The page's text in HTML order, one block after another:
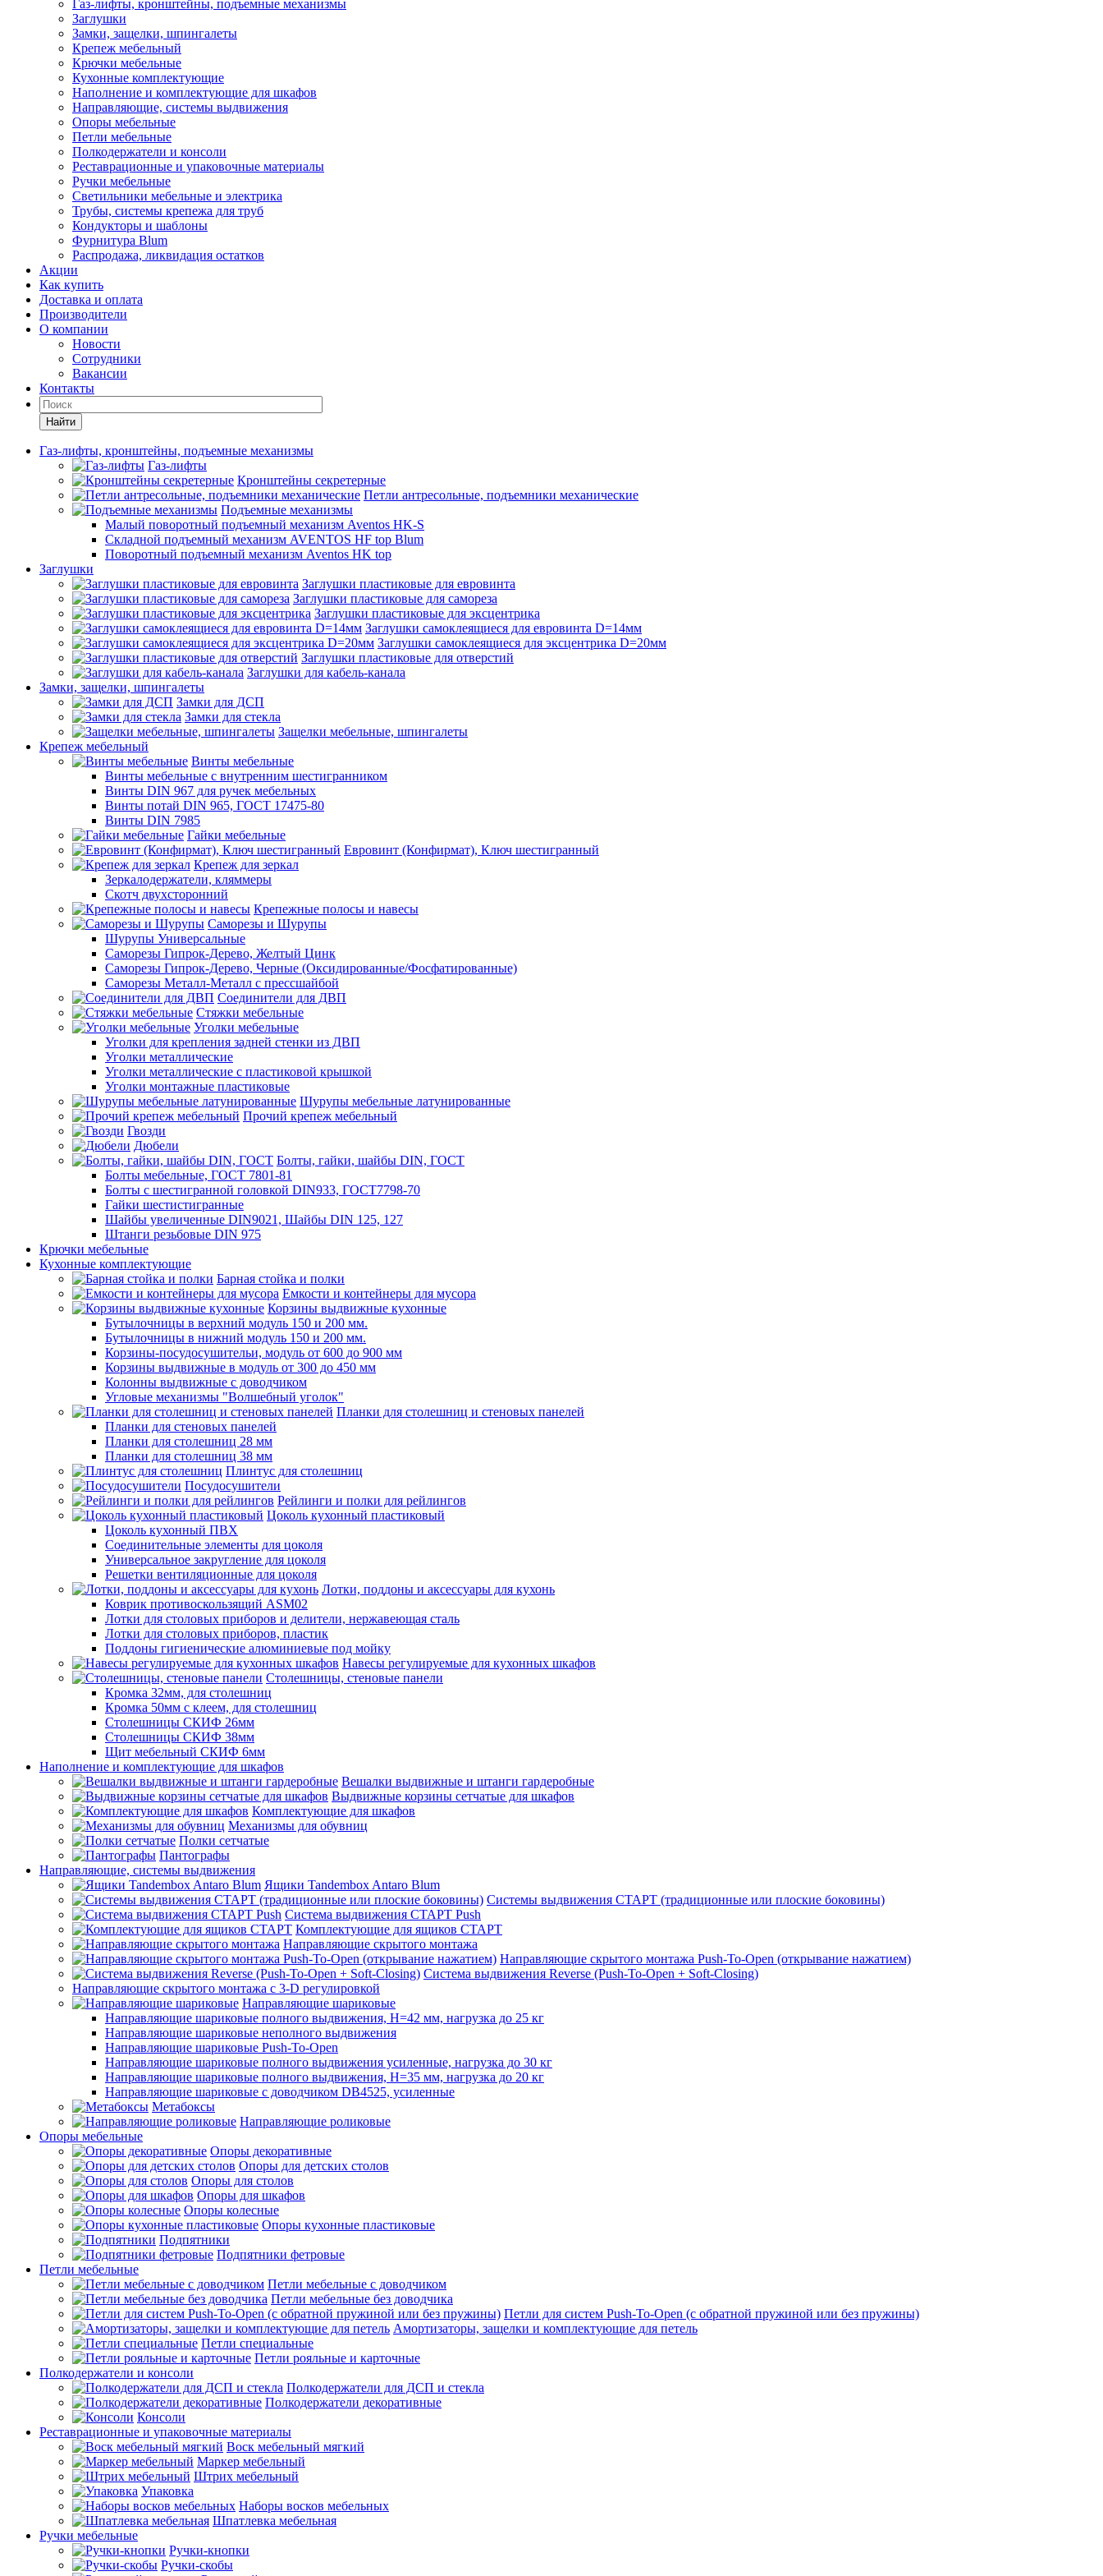
Газ-лифты, кронштейны, подъемные механизмы
Заглушки
Замки, защелки, шпингалеты
Крепеж мебельный
Крючки мебельные
Кухонные комплектующие
Наполнение и комплектующие для шкафов
Направляющие, системы выдвижения
Опоры мебельные
Петли мебельные
Полкодержатели и консоли
Реставрационные и упаковочные материалы
Ручки мебельные
Светильники мебельные и электрика
Трубы, системы крепежа для труб
Кондукторы и шаблоны
Фурнитура Blum
Распродажа, ликвидация остатков
Акции
Как купить
Доставка и оплата
Производители
О компании
Новости
Сотрудники
Вакансии
Контакты
Найти
Газ-лифты, кронштейны, подъемные механизмы
Газ-лифты
Кронштейны секретерные
Петли антресольные, подъемники механические
Подъемные механизмы
Малый поворотный подъемный механизм Aventos HK-S
Складной подъемный механизм AVENTOS HF top Blum
Поворотный подъемный механизм Aventos HK top
Заглушки
Заглушки пластиковые для евровинта
Заглушки пластиковые для самореза
Заглушки пластиковые для эксцентрика
Заглушки самоклеящиеся для евровинта D=14мм
Заглушки самоклеящиеся для эксцентрика D=20мм
Заглушки пластиковые для отверстий
Заглушки для кабель-канала
Замки, защелки, шпингалеты
Замки для ДСП
Замки для стекла
Защелки мебельные, шпингалеты
Крепеж мебельный
Винты мебельные
Винты мебельные с внутренним шестигранником
Винты DIN 967 для ручек мебельных
Винты потай DIN 965, ГОСТ 17475-80
Винты DIN 7985
Гайки мебельные
Евровинт (Конфирмат), Ключ шестигранный
Крепеж для зеркал
Зеркалодержатели, кляммеры
Скотч двухсторонний
Крепежные полосы и навесы
Саморезы и Шурупы
Шурупы Универсальные
Саморезы Гипрок-Дерево, Желтый Цинк
Саморезы Гипрок-Дерево, Черные (Оксидированные/Фосфатированные)
Саморезы Металл-Металл с прессшайбой
Соединители для ДВП
Стяжки мебельные
Уголки мебельные
Уголки для крепления задней стенки из ДВП
Уголки металлические
Уголки металлические с пластиковой крышкой
Уголки монтажные пластиковые
Шурупы мебельные латунированные
Прочий крепеж мебельный
Гвозди
Дюбели
Болты, гайки, шайбы DIN, ГОСТ
Болты мебельные, ГОСТ 7801-81
Болты с шестигранной головкой DIN933, ГОСТ7798-70
Гайки шестистигранные
Шайбы увеличенные DIN9021, Шайбы DIN 125, 127
Штанги резьбовые DIN 975
Крючки мебельные
Кухонные комплектующие
Барная стойка и полки
Емкости и контейнеры для мусора
Корзины выдвижные кухонные
Бутылочницы в верхний модуль 150 и 200 мм.
Бутылочницы в нижний модуль 150 и 200 мм.
Корзины-посудосушительи, модуль от 600 до 900 мм
Корзины выдвижные в модуль от 300 до 450 мм
Колонны выдвижные с доводчиком
Угловые механизмы "Волшебный уголок"
Планки для столешниц и стеновых панелей
Планки для стеновых панелей
Планки для столешниц 28 мм
Планки для столешниц 38 мм
Плинтус для столешниц
Посудосушители
Рейлинги и полки для рейлингов
Цоколь кухонный пластиковый
Цоколь кухонный ПВХ
Соединительные элементы для цоколя
Универсальное закругление для цоколя
Решетки вентиляционные для цоколя
Лотки, поддоны и аксессуары для кухонь
Коврик противоскользящий ASM02
Лотки для столовых приборов и делители, нержавеющая сталь
Лотки для столовых приборов, пластик
Поддоны гигиенические алюминиевые под мойку
Навесы регулируемые для кухонных шкафов
Столешницы, стеновые панели
Кромка 32мм, для столешниц
Кромка 50мм с клеем, для столешниц
Столешницы СКИФ 26мм
Столешницы СКИФ 38мм
Щит мебельный СКИФ 6мм
Наполнение и комплектующие для шкафов
Вешалки выдвижные и штанги гардеробные
Выдвижные корзины сетчатые для шкафов
Комплектующие для шкафов
Механизмы для обувниц
Полки сетчатые
Пантографы
Направляющие, системы выдвижения
Ящики Tandembox Antaro Blum
Системы выдвижения СТАРТ (традиционные или плоские боковины)
Система выдвижения СТАРТ Push
Комплектующие для ящиков СТАРТ
Направляющие скрытого монтажа
Направляющие скрытого монтажа Push-To-Open (открывание нажатием)
Система выдвижения Reverse (Push-To-Open + Soft-Closing)
Направляющие скрытого монтажа с 3-D регулировкой
Направляющие шариковые
Направляющие шариковые полного выдвижения, H=42 мм, нагрузка до 25 кг
Направляющие шариковые неполного выдвижения
Направляющие шариковые Push-To-Open
Направляющие шариковые полного выдвижения усиленные, нагрузка до 30 кг
Направляющие шариковые полного выдвижения, H=35 мм, нагрузка до 20 кг
Направляющие шариковые с доводчиком DB4525, усиленные
Метабоксы
Направляющие роликовые
Опоры мебельные
Опоры декоративные
Опоры для детских столов
Опоры для столов
Опоры для шкафов
Опоры колесные
Опоры кухонные пластиковые
Подпятники
Подпятники фетровые
Петли мебельные
Петли мебельные с доводчиком
Петли мебельные без доводчика
Петли для систем Push-To-Open (с обратной пружиной или без пружины)
Амортизаторы, защелки и комплектующие для петель
Петли специальные
Петли рояльные и карточные
Полкодержатели и консоли
Полкодержатели для ДСП и стекла
Полкодержатели декоративные
Консоли
Реставрационные и упаковочные материалы
Воск мебельный мягкий
Маркер мебельный
Штрих мебельный
Упаковка
Наборы восков мебельных
Шпатлевка мебельная
Ручки мебельные
Ручки-кнопки
Ручки-скобы